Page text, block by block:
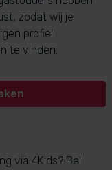
zodat wij je
profiel
te vinden.
via 4Kids? Bel